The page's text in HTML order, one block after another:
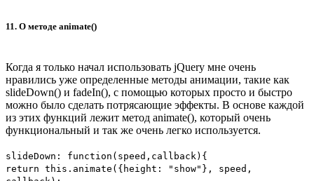
11. О методе animate()
Когда я только начал использовать jQuery мне очень
нравились уже определенные методы анимации, такие как
slideDown() и fadeIn(), с помощью которых просто и быстро
можно было сделать потрясающие эффекты. В основе каждой
из этих функций лежит метод animate(), который очень
функциональный и так же очень легко используется.
slideDown: function(speed,callback){
return this.animate({height: "show"}, speed,